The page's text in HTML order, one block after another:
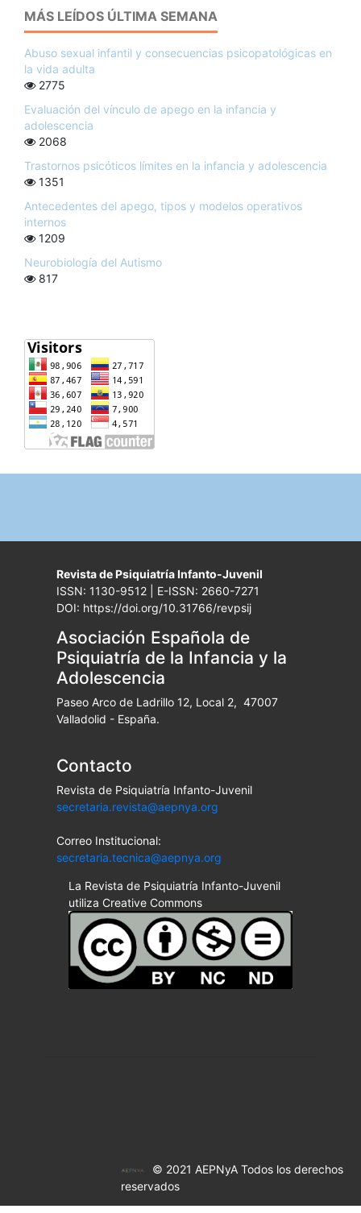
MÁS LEÍDOS ÚLTIMA SEMANA
Abuso sexual infantil y consecuencias psicopatológicas en
la vida adulta
2775
Evaluación del vínculo de apego en la infancia y
adolescencia
2068
Trastornos psicóticos límites en la infancia y adolescencia
1351
Antecedentes del apego, tipos y modelos operativos
internos
1209
Neurobiología del Autismo
817
Revista de Psiquiatría Infanto-Juvenil
ISSN: 1130-9512 | E-ISSN: 2660-7271
DOI: https://doi.org/10.31766/revpsij
Asociación Española de
Psiquiatría de la Infancia y la
Adolescencia
Paseo Arco de Ladrillo 12, Local 2, 47007
Valladolid - España.
Contacto
Revista de Psiquiatría Infanto-Juvenil
secretaria.revista@aepnya.org
Correo Institucional:
secretaria.tecnica@aepnya.org
La Revista de Psiquiatría Infanto-Juvenil
utiliza Creative Commons
© 2021 AEPNyA Todos los derechos
reservados